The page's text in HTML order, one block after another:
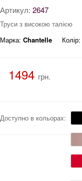
Артикул: 2647
Труси з високою талією
Марка: Chantelle Колір:
1494 грн.
Доступно в кольорах: